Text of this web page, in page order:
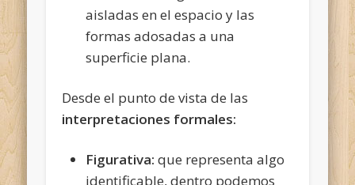
aisladas en el espacio y las
formas adosadas a una
superficie plana.
Desde el punto de vista de las
interpretaciones formales:
Figurativa: que representa algo
identificable, dentro podemos